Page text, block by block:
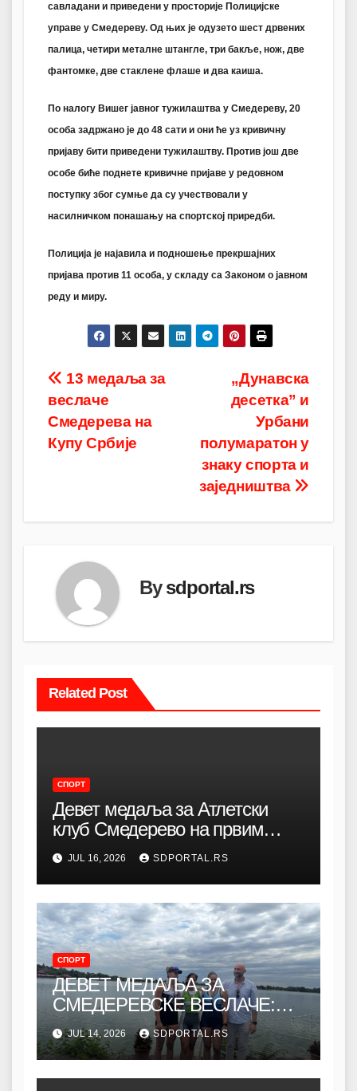
савладани и приведени у просторије Полицијске
управе у Смедереву. Од њих је одузето шест дрвених
палица, четири металне штангле, три бакље, нож, две
фантомке, две стаклене флаше и два каиша.
По налогу Вишег јавног тужилаштва у Смедереву, 20
особа задржано је до 48 сати и они ће уз кривичну
пријаву бити приведени тужилаштву. Против још две
особе биће поднете кривичне пријаве у редовном
поступку због сумње да су учествовали у
насилничком понашању на спортској приредби.
Полиција је најавила и подношење прекршајних
пријава против 11 особа, у складу са Законом о јавном
реду и миру.
Post
navigation
„Дунавска
десетка” и
Урбани
полумаратон у
знаку спорта и
заједништва
13 медаља за
веслаче
Смедерева на
Купу Србије
Bysdportal.rs
Related Post
СПОРТ
Девет медаља за Атлетски
клуб Смедерево на првим
Балканским дечјим атлетским
играма
JUL 16, 2026 SDPORTAL.RS
СПОРТ
ДЕВЕТ МЕДАЉА ЗА
СМЕДЕРЕВСКЕ ВЕСЛАЧЕ:
Два државна шампиона и
одличан наступ на Палићу
JUL 14, 2026 SDPORTAL.RS